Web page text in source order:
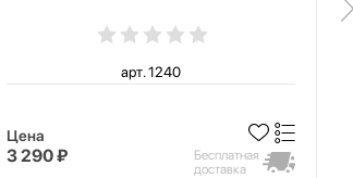
арт. 1240
Цена
3 290 ₽
Бесплатная
доставка